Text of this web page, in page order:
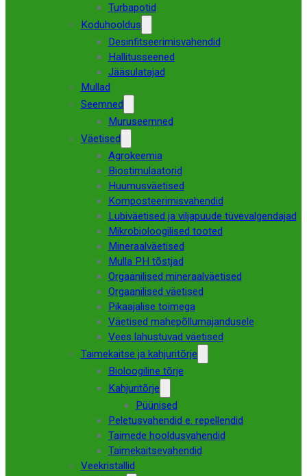
Turbapotid
Koduhooldus
Desinfitseerimisvahendid
Hallitusseened
Jääsulatajad
Mullad
Seemned
Muruseemned
Väetised
Agrokeemia
Biostimulaatorid
Huumusväetised
Komposteerimisvahendid
Lubiväetised ja viljapuude tüvevalgendajad
Mikrobioloogilised tooted
Mineraalväetised
Mulla PH tõstjad
Orgaanilised mineraalväetised
Orgaanilised väetised
Pikaajalise toimega
Väetised mahepõllumajandusele
Vees lahustuvad väetised
Taimekaitse ja kahjuritõrje
Bioloogiline tõrje
Kahjuritõrje
Püünised
Peletusvahendid e. repellendid
Taimede hooldusvahendid
Taimekaitsevahendid
Veekristallid